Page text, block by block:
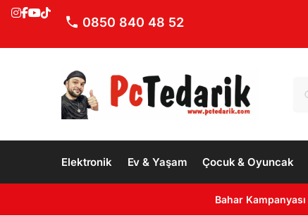
0850 840 48 52
Elektronik Ev & Yaşam Çocuk & Oyuncak
Bahar Kampanyası